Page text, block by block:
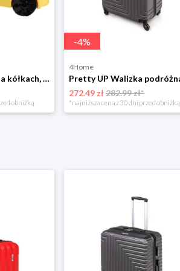
Walizka dziecięca na kółkach, żółta, 52 x 21 x 32cm 4-Home
obniżką
-4%
4Home
272.49 zł282.99 zł*
*najniższa cena z 30 dni przed obniżką